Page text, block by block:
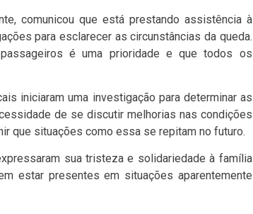
comunicou que está prestando assistência à
para esclarecer as circunstâncias da queda.
é uma prioridade e que todos os
iniciaram uma investigação para determinar as
de se discutir melhorias nas condições
que situações como essa se repitam no futuro.
sua tristeza e solidariedade à família
estar presentes em situações aparentemente